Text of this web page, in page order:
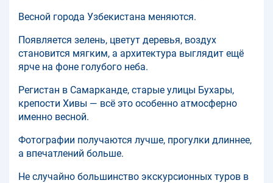
Весной города Узбекистана меняются.
Появляется зелень, цветут деревья, воздух
становится мягким, а архитектура выглядит ещё
ярче на фоне голубого неба.
Регистан в Самарканде, старые улицы Бухары,
крепости Хивы — всё это особенно атмосферно
именно весной.
Фотографии получаются лучше, прогулки длиннее,
а впечатлений больше.
Не случайно большинство экскурсионных туров в